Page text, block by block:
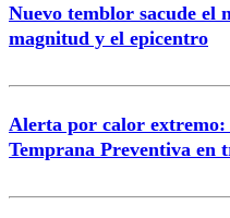
Nuevo temblor sacude el
magnitud y el epicentro
Alerta por calor
Temprana Preventiva en